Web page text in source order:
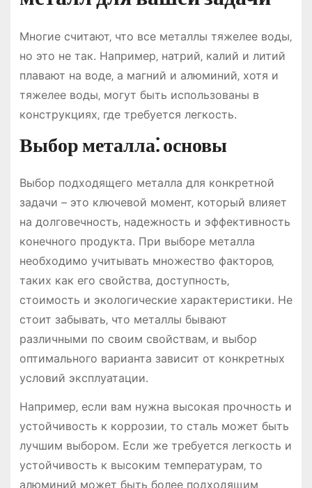
Многие считают‚ что все металлы тяжелее воды‚
но это не так. Например‚ натрий‚ калий и литий
плавают на воде‚ а магний и алюминий‚ хотя и
тяжелее воды‚ могут быть использованы в
конструкциях‚ где требуется легкость.
Выбор металла⁚ основы
Выбор подходящего металла для конкретной
задачи – это ключевой момент‚ который влияет
на долговечность‚ надежность и эффективность
конечного продукта. При выборе металла
необходимо учитывать множество факторов‚
таких как его свойства‚ доступность‚
стоимость и экологические характеристики. Не
стоит забывать‚ что металлы бывают
различными по своим свойствам‚ и выбор
оптимального варианта зависит от конкретных
условий эксплуатации.
Например‚ если вам нужна высокая прочность и
устойчивость к коррозии‚ то сталь может быть
лучшим выбором. Если же требуется легкость и
устойчивость к высоким температурам‚ то
алюминий может быть более подходящим